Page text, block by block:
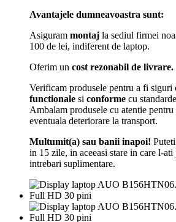
Avantajele dumneavoastra sunt:
Asiguram montaj la sediul firmei
100 de lei, indiferent de laptop.
Oferim un cost rezonabil de livrare.
Verificam produsele pentru a fi siguri
functionale si conforme cu
Ambalam produsele cu atentie
eventuala deteriorare la transport.
Multumit(a) sau banii inapoi!
in 15 zile, in aceeasi stare in care l-
intrebari suplimentare.